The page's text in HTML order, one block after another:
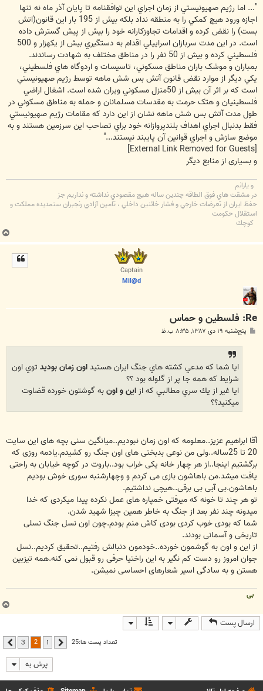
ت
"... اما رژيم صهيونيستي از زمان اجراي اين توافقنامه تا پايان آذر ماه نه تنها
اجازه ورود هيچ کمکي را به منطقه نداد بلکه بيش از 195 بار اين قانون(اتش
بست) را نقض کرده و اقدامات تجاوزکارانه خود را بيش از پيش گسترش داده
است. در اين مدت سربازان اسراييلي اقدام به دستگيري بيش از يکهزار و 500
فلسطيني کرده و بيش از 50 نفر را در مناطق مختلف به شهادت رساندند.
بمباران و موشک باران مناطق مسکوني، تاسيسات و اردوگاه هاي فلسطيني،
يکي ديگر از موارد نقض قانون آتش بس شش ماهه توسط رژيم صهيونيستي
است که بر اثر آن بيش از 50منزل مسکوني ويران شده است. اشغال اراضي
فلسطينيان و هتک حرمت به مقدسات مسلمانان و حمله به مناطق مسکوني در
طول مدت آتش بس شش ماهه نشان از اين دارد که مقامات رژيم صهيونيستي
فقط بدنبال اجراي اهداف بلندپروازانه خود براي تصاحب اين سرزمين هستند و به
موضع سازش و اجراي قوانين آن پايبند نيستند..."
و بسیاری از منابع دیگر
و يارانم
در مشقت هاي فوق الطاقه چندين ساله هيچ مقصودي نداشته و نداريم جز
حفظ ايران از تعرضات خارجي و فشار خائنين داخلي ، تامين آزادي رنجبران ستمديده مملكت و
استقلال حكومت
كوچك
ب
ا
Captain
Mil@d
Re: فلسطین و حماس
پ پنج‌شنبه ۱۹ دی ۱۳۸۷, ۸:۳۵ ب.ظ
ايا شما كه مدعي كشته هاي جنگ ايران هستيداون زمان بوديد توي اون
شرايط كه همه جا پر از گلوله بود ؟؟
ايا غير از يك سري مطالبي كه از اين و اونبه گوشتون خورده قضاوت
ميكنيد؟؟
آقا ابراهیم عزیز..معلومه که اون زمان نبودیم..میانگین سنی بچه های این سایت
20 تا 25ساله..ولی من نوعی بدبختی های اون جنگ رو کشیدم.یادمه روزی که
برگشتیم اینجا..از هر چهار خانه یکی خراب بود..باروت در کوچه خیابان به راحتی
یافت میشد.من باهاشون بازی می کردم و وچهارشنبه سوری خوش بودیم
باهاشون.بی آبی بی برقی..هیچی نداشتیم.
تو هر چند تا خونه که میرفتی خمپاره های عمل نکرده پیدا میکردی که خدا
میدونه چند نفر بعد از جنگ به خاطر همین چیزا شهید شدن.
شما که بودی خوب کردی بودی کاش منم بودم.چون اون نسل جنگ نسلی
تاریخی و آسمانی بودند.
از این و اون به گوشمون خورده..خودمون دنبالش رفتیم..تحقیق کردیم..نسل
جوان امروز رو دست کم نگیر به این راختیا حرفی رو قبول نمی کنه.همه تیزبین
هستن و به سادگی اسیر شعارهای احساسی نمیشن.
بی
ب
ا
ارسال پست
تعداد پست ها:25 قبلی 2
3 بعدی
پرش به